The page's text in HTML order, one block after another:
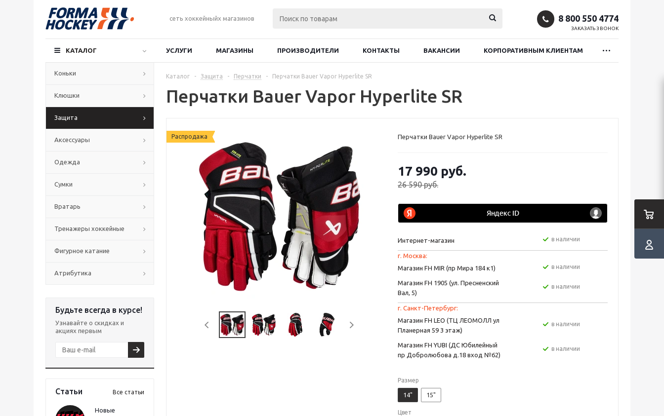
сеть хоккейныйх магазинов 8 800 550 4774
ЗАКАЗАТЬ ЗВОНОК
КАТАЛОГ УСЛУГИ МАГАЗИНЫ ПРОИЗВОДИТЕЛИ КОНТАКТЫ ВАКАНСИИ КОРПОРАТИВНЫМ КЛИЕНТАМ
Коньки
Клюшки
Защита
Аксессуары
Одежда
Сумки
Вратарь
Тренажеры хоккейные
Фигурное катание
Атрибутика
Будьте всегда в курсе!
Узнавайте о скидках и
акциях первым
Статьи Все статьи
Новые
Каталог - Защита - Перчатки - Перчатки Bauer Vapor Hyperlite SR
Перчатки Bauer Vapor Hyperlite SR
Распродажа Перчатки Bauer Vapor Hyperlite SR
17 990 руб.
26 590руб.
Интернет-магазин в наличии
г. Москва:
Магазин FH MIR (пр Мира 184 к1)
в наличии
Магазин FH 1905 (ул. Пресненский
Вал, 5)
в наличии
г. Санкт-Петербург:
Магазин FH LEO (ТЦ ЛЕОМОЛЛ ул
Планерная 59 3 этаж)
в наличии
Магазин FH YUBI (ДС Юбилейный
пр Добролюбова д.18 вход №62)
в наличии
Размер
14" 15"
Цвет